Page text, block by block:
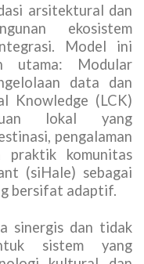
arsitektural dan
ekosistem
Model ini
utama: Modular
data dan
Knowledge (LCK)
lokal yang
pengalaman
praktik komunitas
(siHale) sebagai
bersifat adaptif.
sinergis dan tidak
sistem yang